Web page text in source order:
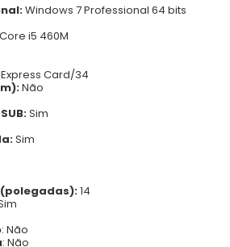
:Windows 7 Professional 64 bits
i5 460M
Express Card/34
Não
Sim
Sim
14
: Não
: Não